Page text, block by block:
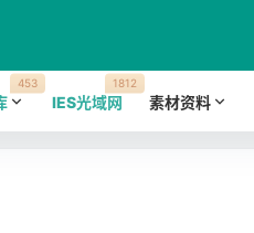
453
IES光域网
1812
素材资料